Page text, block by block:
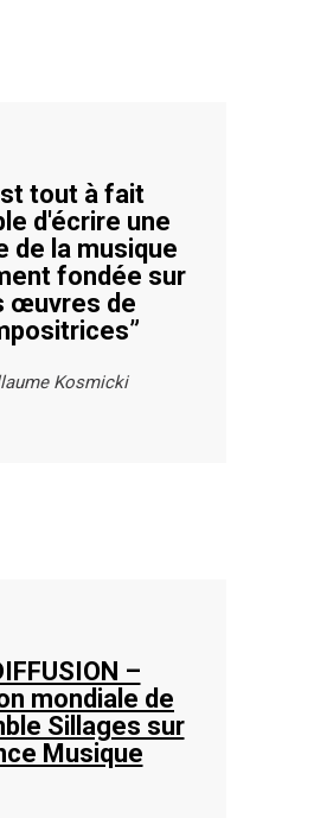
tout à fait
d'écrire une
de la musique
fondée sur
œuvres de
Kosmicki
–
mondiale de
Sillages sur
Musique